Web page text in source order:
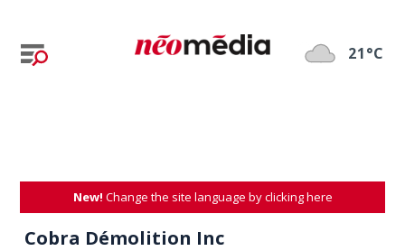
21°C
New! Change the site language by clicking here
Cobra Démolition Inc